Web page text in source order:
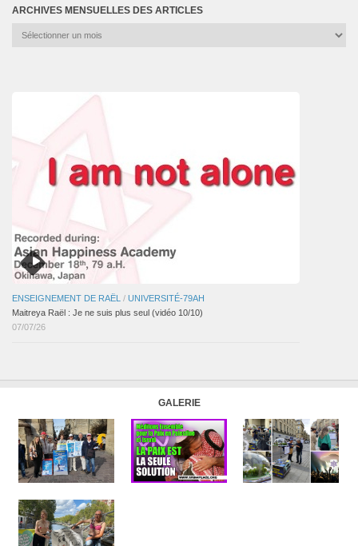
ARCHIVES MENSUELLES DES ARTICLES
Archives
ENSEIGNEMENT DE RAËL / UNIVERSITÉ-79AH
Maitreya Raël : Je ne suis plus seul (vidéo 10/10)
07/07/26
GALERIE